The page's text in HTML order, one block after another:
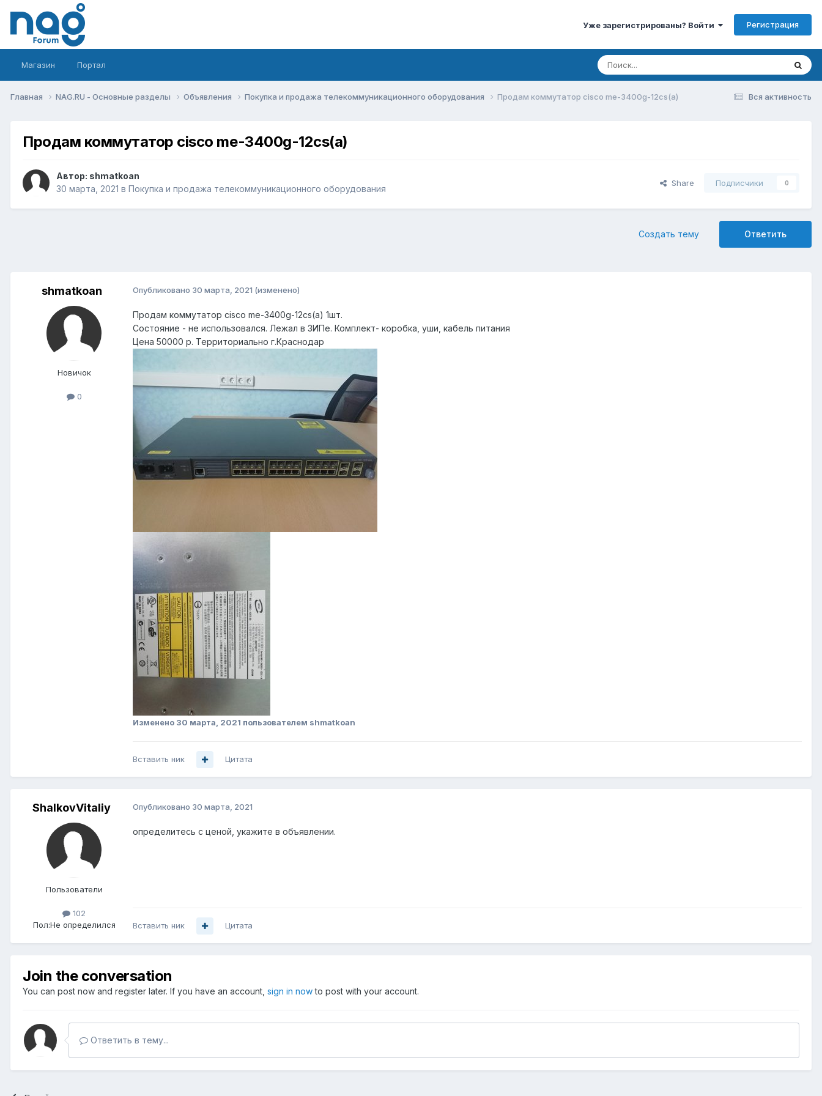
Уже зарегистрированы? Войти Регистрация
Магазин Портал
Вся активность
Главная NAG.RU - Основные разделы Объявления Покупка и продажа телекоммуникационного оборудования Продам коммутатор cisco me-3400g-12cs(a)
Продам коммутатор cisco me-3400g-12cs(a)
Автор: shmatkoan
30 марта, 2021 в Покупка и продажа телекоммуникационного оборудования
Share Подписчики 0
Ответить
Создать тему
shmatkoan
Новичок
0
Опубликовано 30 марта, 2021 (изменено)
Продам коммутатор cisco me-3400g-12cs(a) 1шт.
Состояние - не использовался. Лежал в ЗИПе. Комплект- коробка, уши, кабель питания
Цена 50000 р. Территориально г.Краснодар
Изменено 30 марта, 2021 пользователем shmatkoan
Вставить ник Цитата
ShalkovVitaliy
Пользователи
102
Пол:Не определился
Опубликовано 30 марта, 2021
определитесь с ценой, укажите в объявлении.
Вставить ник Цитата
Join the conversation
You can post now and register later. If you have an account, sign in nowto post with your account.
Ответить в тему...